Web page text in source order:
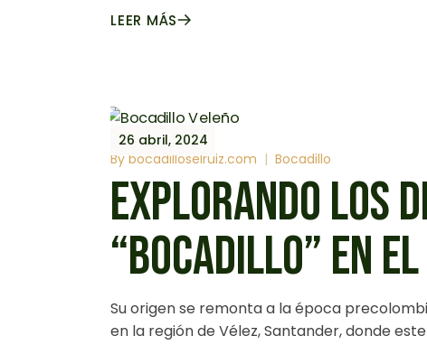
LEER MÁS
26 abril, 2024
By bocadilloselruiz.com Bocadillo
EXPLORANDO LOS
“BOCADILLO” EN
Su origen se remonta a la época
en la región de Vélez, Santander, donde este